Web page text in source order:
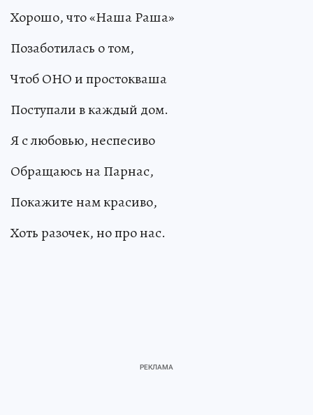
Хорошо, что «Наша Раша»
Позаботилась о том,
Чтоб ОНО и простокваша
Поступали в каждый дом.
Я с любовью, неспесиво
Обращаюсь на Парнас,
Покажите нам красиво,
Хоть разочек, но про нас.